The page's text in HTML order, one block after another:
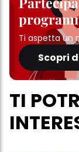
Ti aspetta un
Scopri
TI